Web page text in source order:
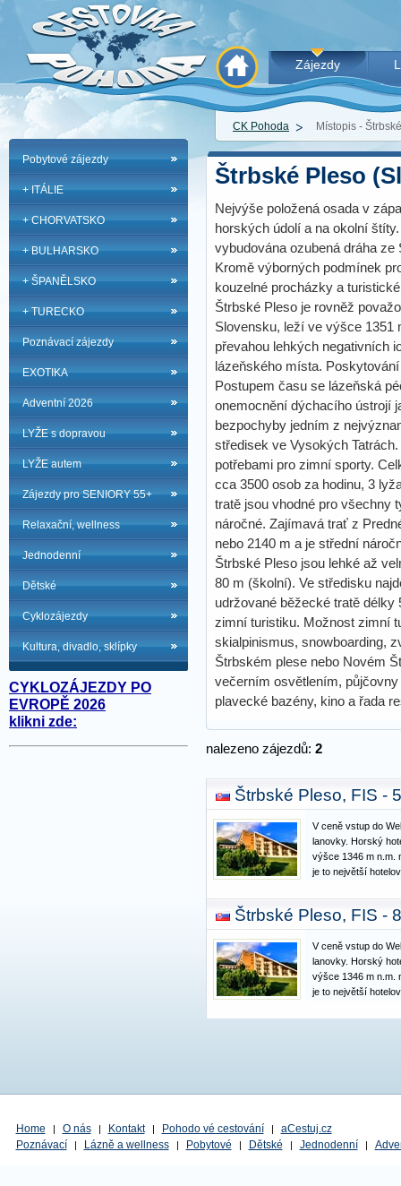
Zájezdy
CK Pohoda Místopis -
Pobytové zájezdy
+ ITÁLIE
+ CHORVATSKO
+ BULHARSKO
+ ŠPANĚLSKO
+ TURECKO
Poznávací zájezdy
EXOTIKA
Adventní 2026
LYŽE s dopravou
LYŽE autem
Zájezdy pro SENIORY 55+
Relaxační, wellness
Jednodenní
Dětské
Cyklozájezdy
Kultura, divadlo, sklípky
CYKLOZÁJEZDY PO
EVROPĚ 2026
klikni zde:
Štrbské Pleso
Nejvýše položená osada v
horských údolí a na okolní
vybudována ozubená dráha
Kromě výborných podmínek
kouzelné procházky a
Štrbské Pleso je rovněž
Slovensku, leží ve výšce
převahou lehkých negativních
lázeňského místa.
Postupem času se lázeňská
onemocnění dýchacího ústrojí
bezpochyby jedním z
středisek ve Vysokých
potřebami pro zimní sporty.
cca 3500 osob za hodinu, 3
tratě jsou vhodné pro všechny
náročné. Zajímavá trať z
nebo 2140 m a je střední
Štrbské Pleso jsou lehké až
80 m (školní). Ve středisku
udržované běžecké tratě délky
zimní turistiku. Možnost zimní
skialpinismus, snowboarding,
Štrbském plese nebo Novém
večerním osvětlením,
plavecké bazény, kino a řada
nalezeno zájezdů: 2
Štrbské Pleso, FIS -
V ceně vstup do
lanovky. Horský
výšce 1346 m n.m.
je to největší
Wellness & Spa ve
odpočinek. Leží
Štrbské Pleso, FIS -
V ceně vstup do
lanovky. Horský
výšce 1346 m n.m.
je to největší
Wellness & Spa ve
Home | O nás | Kontakt | Pohodo vé cestování |
aCestuj.cz
Poznávací
| Lázně a wellness | Pobytové | Dětské | Jednodenní |